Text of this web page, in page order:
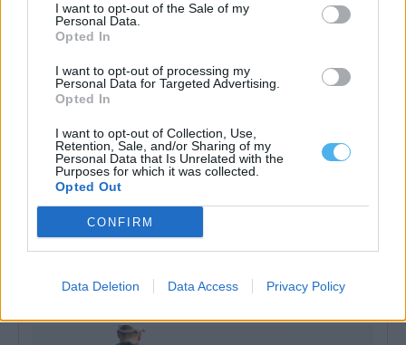
I want to opt-out of the Sale of my
Personal Data.
Opted In
I want to opt-out of processing my
Personal Data for Targeted Advertising.
Opted In
I want to opt-out of Collection, Use,
Retention, Sale, and/or Sharing of my
Personal Data that Is Unrelated with the
Purposes for which it was collected.
Opted Out
CONFIRM
Data Deletion Data Access Privacy Policy
Eclipse total do Sol vai transformar o dia em noite em Portugal a